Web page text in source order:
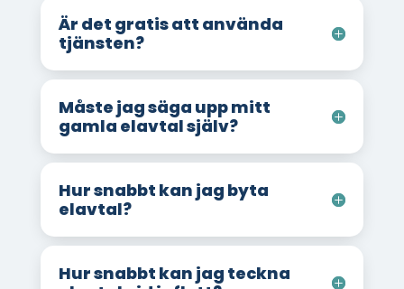
Är det gratis att använda
tjänsten?
Måste jag säga upp mitt
gamla elavtal själv?
Hur snabbt kan jag byta
elavtal?
Hur snabbt kan jag teckna